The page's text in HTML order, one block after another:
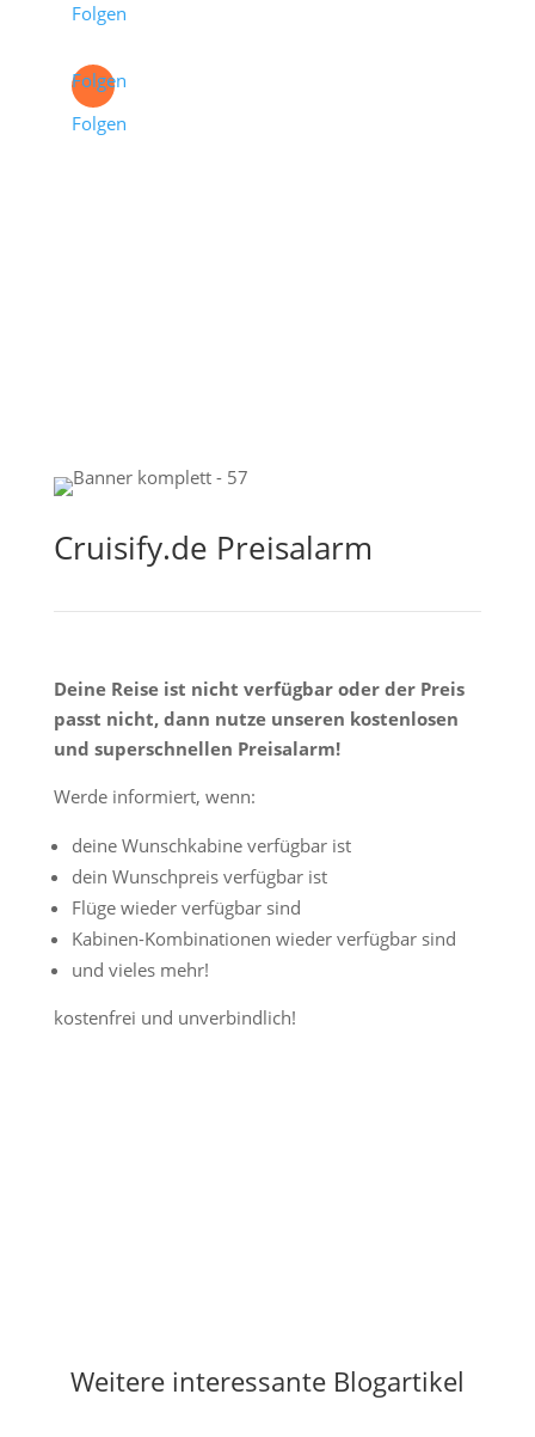
Folgen
Folgen
Folgen
Cruisify.de Preisalarm
Deine Reise ist nicht verfügbar oder der Preis
passt nicht, dann nutze unseren kostenlosen
und superschnellen Preisalarm!
Werde informiert, wenn:
deine Wunschkabine verfügbar ist
dein Wunschpreis verfügbar ist
Flüge wieder verfügbar sind
Kabinen-Kombinationen wieder verfügbar sind
und vieles mehr!
kostenfrei und unverbindlich!
Weitere interessante Blogartikel